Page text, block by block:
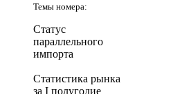
Темы номера:
Статус
параллельного
импорта
Статистика рынка
за I полугодие